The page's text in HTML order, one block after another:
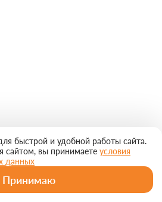
быстрой и удобной работы сайта.
сайтом, вы принимаете условия
данных
Принимаю